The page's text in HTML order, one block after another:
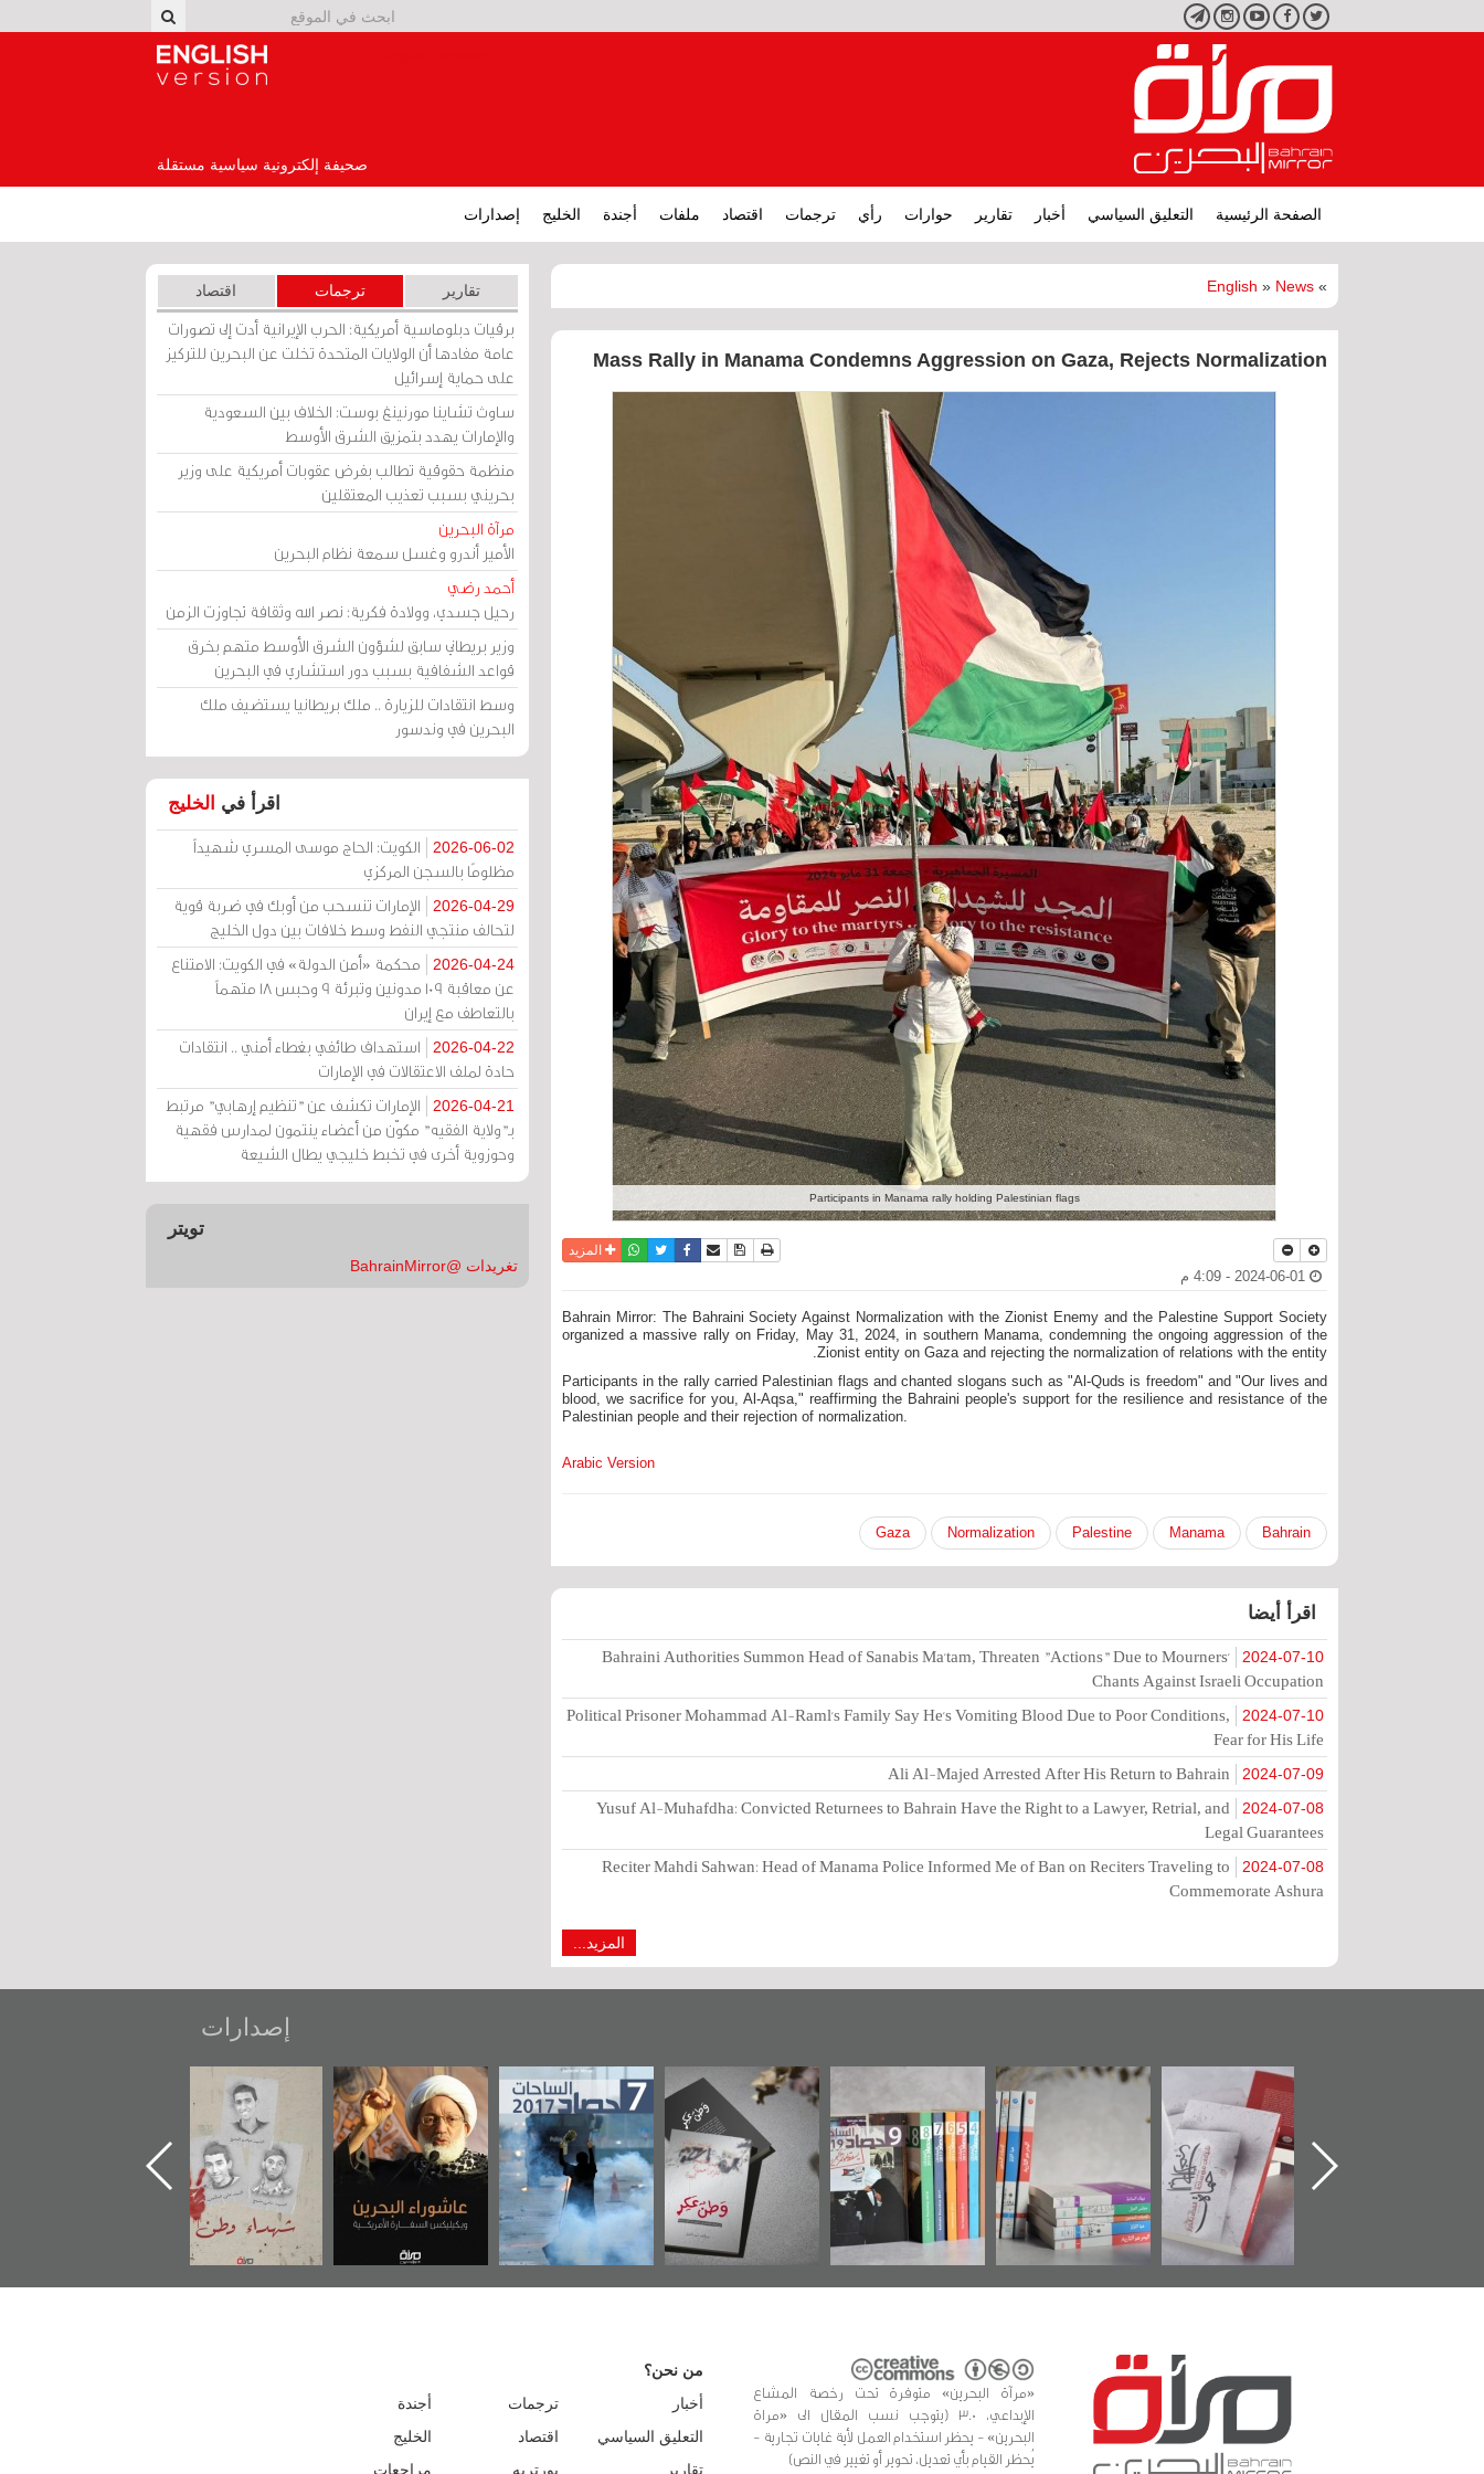
تويتر فيسبوكيوتيوبانستجرامتليجرام
صحيفة إلكترونية سياسية مستقلة
الصفحة الرئيسية التعليق السياسي أخبار تقارير حوارات رأي ترجمات اقتصاد ملفات أجندة الخليج إصدارات
»
English » News
Mass Rally in Manama Condemns Aggression on Gaza, Rejects Normalization
Participants in Manama rally holding Palestinian flags
نسخة للطباعة
حفظ الموضوع
أرسل الى صديق
فيسبوكتويترواتسابالمزيد
Bahrain Mirror: The Bahraini Society Against Normalization with the Zionist Enemy and the Palestine Support Society
organized a massive rally on Friday, May 31, 2024, in southern Manama, condemning the ongoing aggression of the
Zionist entity on Gaza and rejecting the normalization of relations with the entity.
Participants in the rally carried Palestinian flags and chanted slogans such as "Al-Quds is freedom" and "Our lives and
blood, we sacrifice for you, Al-Aqsa," reaffirming the Bahraini people's support for the resilience and resistance of the
Palestinian people and their rejection of normalization.
Arabic Version
Bahrain
Manama
Palestine
Normalization
Gaza
اقرأ أيضا
2024-07-10
Bahraini Authorities Summon Head of Sanabis Ma'tam, Threaten "Actions" Due to Mourners'
Chants Against Israeli Occupation
2024-07-10
Political Prisoner Mohammad Al-Raml's Family Say He's Vomiting Blood Due to Poor Conditions,
Fear for His Life
2024-07-09
Ali Al-Majed Arrested After His Return to Bahrain
2024-07-08
Yusuf Al-Muhafdha: Convicted Returnees to Bahrain Have the Right to a Lawyer, Retrial, and
Legal Guarantees
2024-07-08
Reciter Mahdi Sahwan: Head of Manama Police Informed Me of Ban on Reciters Traveling to
Commemorate Ashura
المزيد...
تقارير ترجمات اقتصاد
برقيات دبلوماسية أمريكية: الحرب الإيرانية أدت إلى تصورات
عامة مفادها أن الولايات المتحدة تخلت عن البحرين للتركيز
على حماية إسرائيل
ساوث تشاينا مورنينغ بوست: الخلاف بين السعودية
والإمارات يهدد بتمزيق الشرق الأوسط
منظمة حقوقية تطالب بفرض عقوبات أمريكية على وزير
بحريني بسبب تعذيب المعتقلين
مرآة البحرين
الأمير أندرو وغسل سمعة نظام البحرين
أحمد رضي
رحيل جسدي، وولادة فكرية: نصر الله وثقافة تجاوزت الزمن
وزير بريطاني سابق لشؤون الشرق الأوسط متهم بخرق
قواعد الشفافية بسبب دور استشاري في البحرين
وسط انتقادات للزيارة .. ملك بريطانيا يستضيف ملك
البحرين في وندسور
اقرأ في الخليج
2026-06-02
الكويت: الحاج موسى المسري شهيداً
مظلومًا بالسجن المركزي
2026-04-29
الإمارات تنسحب من أوبك في ضربة قوية
لتحالف منتجي النفط وسط خلافات بين دول الخليج
2026-04-24
محكمة «أمن الدولة» في الكويت: الامتناع
عن معاقبة 109 مدونين وتبرئة 9 وحبس 18 متهماً
بالتعاطف مع إيران
2026-04-22
استهداف طائفي بغطاء أمني .. انتقادات
حادة لملف الاعتقالات في الإمارات
2026-04-21
الإمارات تكشف عن "تنظيم إرهابي" مرتبط
بـ"ولاية الفقيه" مكوّن من أعضاء ينتمون لمدارس فقهية
وحوزوية أخرى في تخبط خليجي يطال الشيعة
تويتر
تغريدات @BahrainMirror
إصدارات
تصنيف موضوعي
للوثائق البريطانية
يقدمه «مركز أوال»
في سلسلة من 5
كتب
"مرآة البحرين"
تصدر حصاد
جديدة لمعتقل
عسكري تصدر عن
«مرآة البحرين»
حصاد 2017
عاشوراء البحرين...
ويكيليكس السفارة
الأمريكية
شهداء وطن
«جَوْ»: رواية
المعتقل جهاد
«مرآة البحرين» متوفرة تحت رخصة المشاع
الإبداعي، 3.0 (يتوجب نسب المقال الى «مراة
البحرين» - يحظر استخدام العمل لأية غايات تجارية -
يُحظر القيام بأي تعديل، تحوير أو تغيير في النص)
من نحن؟
أخبار
التعليق السياسي
تقارير
ترجمات
اقتصاد
بورتريه
أجندة
الخليج
مراجعات